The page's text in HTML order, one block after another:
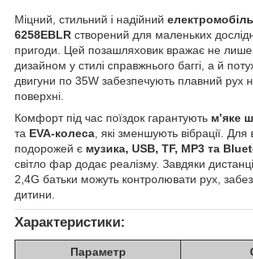
Міцний, стильний і надійний
6258EBLR створений для маленьких
пригоди. Цей позашляховик вражає не
дизайном у стилі справжнього баггі, а й
двигуни по 35W забезпечують плавний рух
поверхні.
Комфорт під час поїздок гарантують м’яке
та EVA-колеса , які зменшують вібрації.
подорожей є музика, USB, TF, MP3 та
світло фар додає реалізму. Завдяки
2,4G батьки можуть контролювати рух,
дитини.
Характеристики:
Параметр